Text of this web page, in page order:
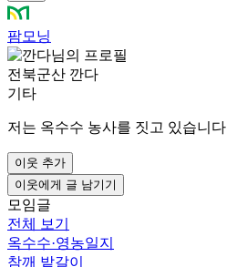
팜모닝
전북군산 깐다
기타
저는 옥수수 농사를 짓고 있습니다
이웃 추가
이웃에게 글 남기기
모임글
전체 보기
옥수수·영농일지
참깨 밭갈이